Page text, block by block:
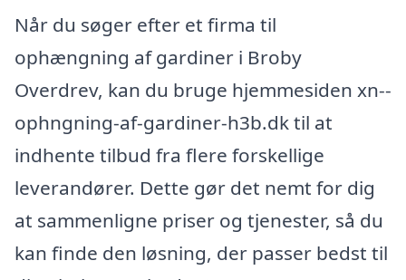
Når du søger efter et firma til
ophængning af gardiner i Broby
Overdrev, kan du bruge hjemmesiden xn--
ophngning-af-gardiner-h3b.dk til at
indhente tilbud fra flere forskellige
leverandører. Dette gør det nemt for dig
at sammenligne priser og tjenester, så du
kan finde den løsning, der passer bedst til